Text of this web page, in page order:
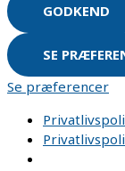
GODKEND
SE
Se præferencer